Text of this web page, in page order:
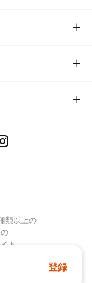
類以上の
ト
登録